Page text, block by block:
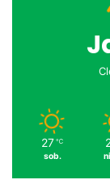
27 ℃
sob.